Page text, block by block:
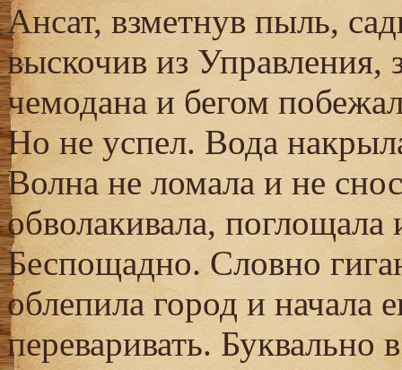
Ансат, взметнув пыль,
выскочив из Управления,
чемодана и бегом
Но не успел. Вода
Волна не ломала и не
обволакивала,
Беспощадно. Словно
облепила город и начала
переваривать. Буквально